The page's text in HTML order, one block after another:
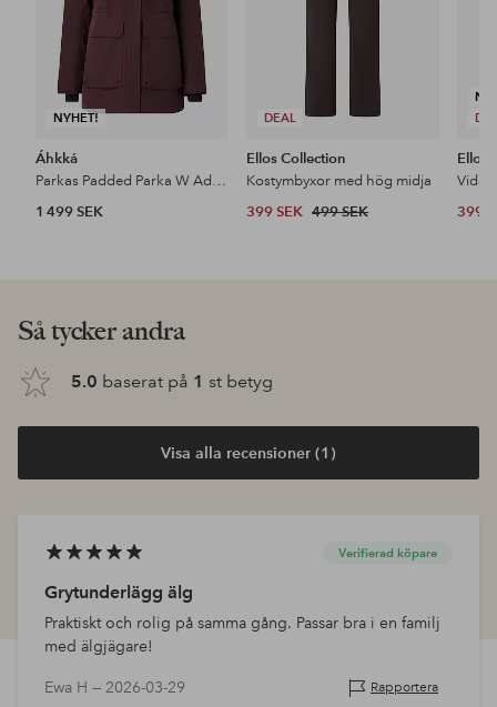
NYHET!
Áhkká
Parkas Padded Parka W Adjustable Waist
1 499 SEK
DEAL
Ellos Collection
Kostymbyxor med hög midja
399 SEK 499 SEK
Ellos
399
Så tycker andra
5.0 baserat på 1 st betyg
Visa alla recensioner (1)
Verifierad köpare
Grytunderlägg älg
Praktiskt och rolig på samma gång. Passar bra i en familj
med älgjägare!
Ewa H — 2026-03-29 Rapportera